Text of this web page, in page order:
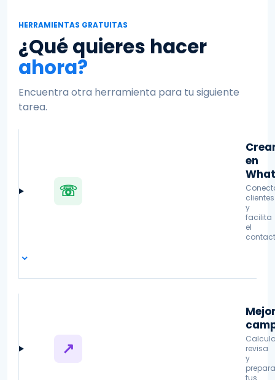
¿Qué quieres hacer
ahora?
Encuentra otra herramienta para tu siguiente
☏
en
clientes
y
facilita
el
⌄
↗
revisa
y
prepara